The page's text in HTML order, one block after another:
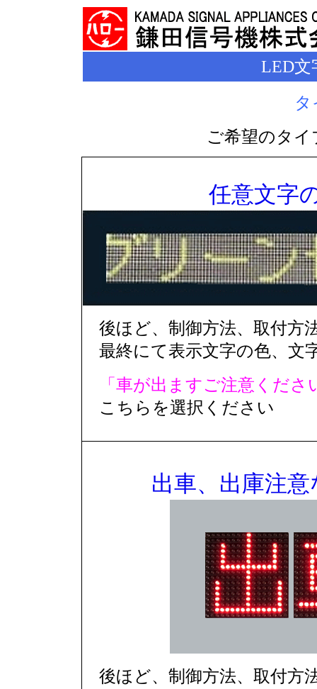
LED文
タ
ご希望のタ
任意文字
後ほど、制御方法、取付方
最終にて表示文字の色、文
「車が出ますご注意くださ
こちらを選択ください
出車、出庫注
後ほど、制御方法、取付方